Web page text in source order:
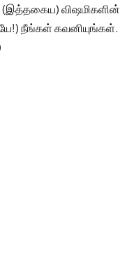
(இத்தகைய) விஷமிகளின்
நீங்கள் கவனியுங்கள்.